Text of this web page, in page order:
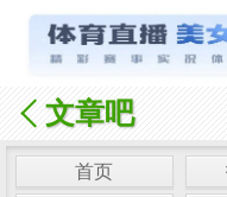
文章吧
首页